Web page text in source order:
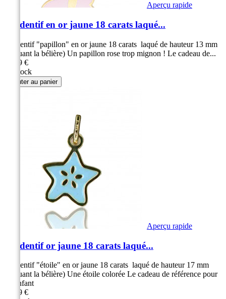
Aperçu rapide
Pendentif en or jaune 18 carats laqué...
Pendentif "papillon" en or jaune 18 carats laqué de hauteur 13 mm
(incluant la bélière) Un papillon rose trop mignon ! Le cadeau de...
89,99 €
En stock
Ajouter au panier
Aperçu rapide
Pendentif or jaune 18 carats laqué...
Pendentif "étoile" en or jaune 18 carats laqué de hauteur 17 mm
(incluant la bélière) Une étoile colorée Le cadeau de référence pour
un enfant
99,99 €